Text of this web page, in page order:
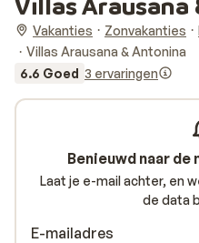
Vakanties Zonvakanties
Villas Arausana & Antonina
6.6 Goed 3 ervaringen
Benieuwd naar
Laat je e-mail achter, en
de data
E-mailadres